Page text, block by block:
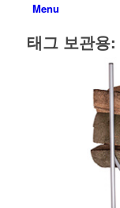
Menu
태그 보관용: